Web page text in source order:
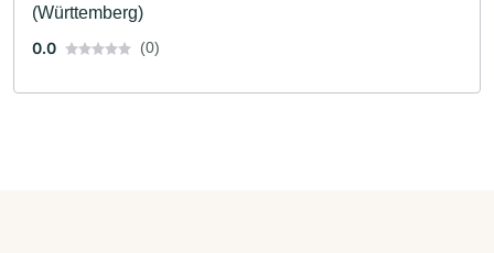
(Württemberg)
0.0
(0)